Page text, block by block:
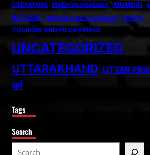
LITERATURE MADHYA PRADESH MUMBAI
NATIONAL RELIGION AND PILGRIMAGE SPORTS
TOURISM AND PILGRAMAGE
UNCATEGORIZED
UTTARAKHAND UTTAR
धर्म
Tags
Search